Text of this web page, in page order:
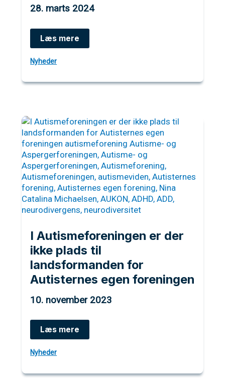
28. marts 2024
Høringssvar
fra
Autisme-
og
Læs mere
Nyheder
I Autismeforeningen er der
ikke plads til
landsformanden for
Autisternes egen foreningen
10. november 2023
I
Autismeforeningen
er
der
plads
Læs mere
Nyheder